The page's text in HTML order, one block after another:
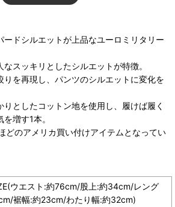
ードシルエットが上品なユーロミリタリー
スッキリとしたシルエットが特徴。
りを再現し、パンツのシルエットに変化を
としたコットン地を使用し、履けば履く
増す1本。
どのアメリカ買い付けアイテムとなってい
ウエスト:約76cm/股上:約34cm/レング
裾幅:約23cm/わたり幅:約32cm)